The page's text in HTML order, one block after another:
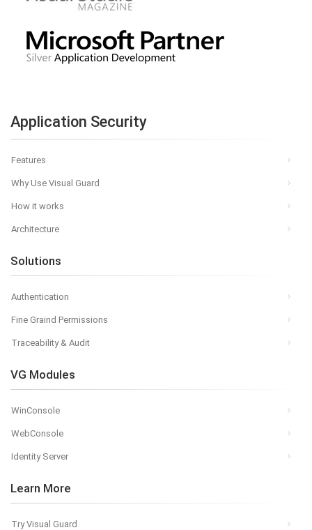
Application Security
Features
Why Use Visual Guard
How it works
Architecture
Solutions
Authentication
Fine Graind Permissions
Traceability & Audit
VG Modules
WinConsole
WebConsole
Identity Server
Learn More
Try Visual Guard